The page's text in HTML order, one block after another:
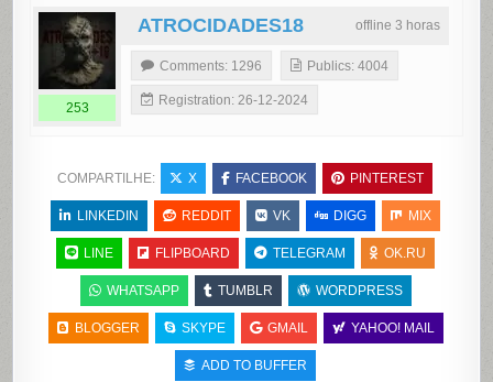
offline 3 horas
ATROCIDADES18
253
Comments: 1296 Publics: 4004
Registration: 26-12-2024
COMPARTILHE: X FACEBOOK PINTEREST
LINKEDIN REDDIT VK DIGG MIX
LINE FLIPBOARD TELEGRAM OK.RU
WHATSAPP TUMBLR WORDPRESS
BLOGGER SKYPE GMAIL YAHOO! MAIL
ADD TO BUFFER